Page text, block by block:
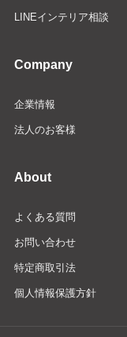
LINEインテリア相談
Company
企業情報
法人のお客様
About
よくある質問
お問い合わせ
特定商取引法
個人情報保護方針